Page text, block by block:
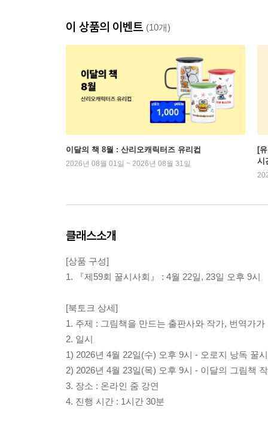
이 상품의 이벤트 (10개)
이달의 책 8월 : 산리오캐릭터즈 유리컵
2026년 08월 01일 ~ 2026년 08월 31일
[
시
클래스소개
[상품 구성]
1. 『제59회 꿀시사회』 : 4월 22일, 23일 오후 9시
[북토크 상세]
1. 주제 : 그림책을 만드는 출판사와 작가, 번역가
2. 일시
1) 2026년 4월 22일(수) 오후 9시 - 오로지 낭독 꿀
2) 2026년 4월 23일(목) 오후 9시 - 이달의 그림책
3. 장소 : 온라인 줌 강연
4. 진행 시간 : 1시간 30분